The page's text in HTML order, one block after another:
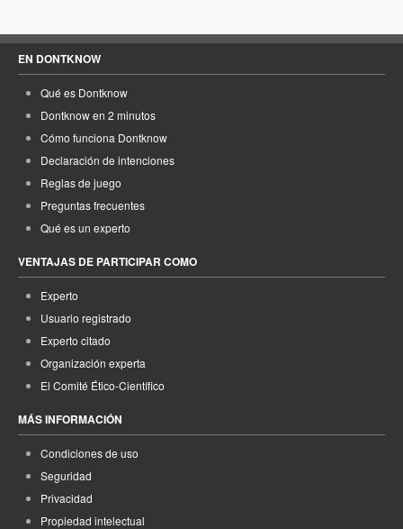
EN DONTKNOW
Qué es Dontknow
Dontknow en 2 minutos
Cómo funciona Dontknow
Declaración de intenciones
Reglas de juego
Preguntas frecuentes
Qué es un experto
VENTAJAS DE PARTICIPAR COMO
Experto
Usuario registrado
Experto citado
Organización experta
El Comité Ético-Científico
MÁS INFORMACIÓN
Condiciones de uso
Seguridad
Privacidad
Propiedad intelectual